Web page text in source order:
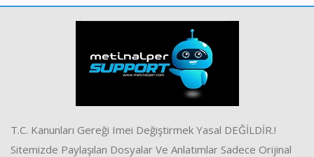
T.C. Kanunları Gereği Imei Değiştirmek Yasal DEĞİLDİR.!
Sitemizde Paylaşılan Dosyalar Ve Anlatımlar Sadece Orijinal